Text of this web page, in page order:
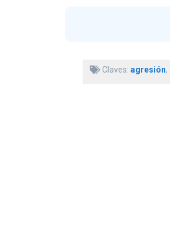
Claves: agresión,